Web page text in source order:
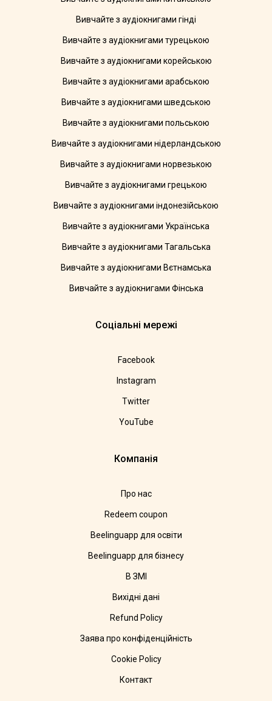
Вивчайте з аудіокнигами гінді
Вивчайте з аудіокнигами турецькою
Вивчайте з аудіокнигами корейською
Вивчайте з аудіокнигами арабською
Вивчайте з аудіокнигами шведською
Вивчайте з аудіокнигами польською
Вивчайте з аудіокнигами нідерландською
Вивчайте з аудіокнигами норвезькою
Вивчайте з аудіокнигами грецькою
Вивчайте з аудіокнигами індонезійською
Вивчайте з аудіокнигами Українська
Вивчайте з аудіокнигами Тагальська
Вивчайте з аудіокнигами Вєтнамська
Вивчайте з аудіокнигами Фінська
Соціальні мережі
Facebook
Instagram
Twitter
YouTube
Компанія
Про нас
Redeem coupon
Beelinguapp для освіти
Beelinguapp для бізнесу
В ЗМІ
Вихідні дані
Refund Policy
Заява про конфіденційність
Cookie Policy
Контакт